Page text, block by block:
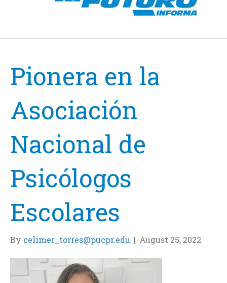
Pionera en la
Asociación
Nacional de
Psicólogos
Escolares
By celimer_torres@pucpr.edu | August 25, 2022